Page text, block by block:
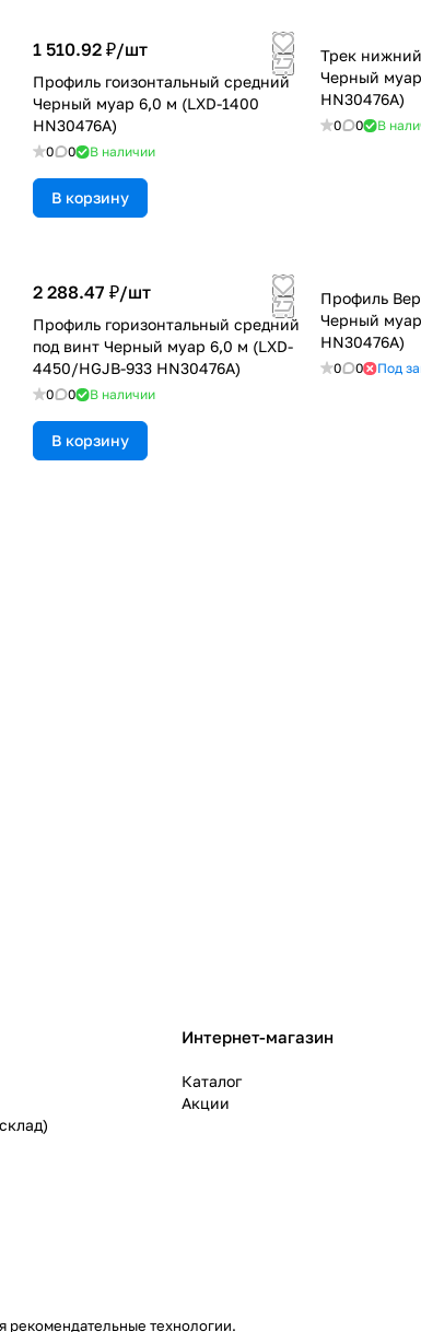
1 510.92 ₽/шт
Профиль гоизонтальный средний
Черный муар 6,0 м (LXD-1400
HN30476A)
0 0 В наличии
В корзину
Трек
Черный
HN30476A)
0 0 В
2 288.47 ₽/шт
Профиль горизонтальный средний
под винт Черный муар 6,0 м (LXD-
4450/HGJB-933 HN30476A)
0 0 В наличии
В корзину
Профиль
Черный
HN30476A)
0 0 Под
Интернет-магазин
Каталог
Акции
рекомендательные технологии.